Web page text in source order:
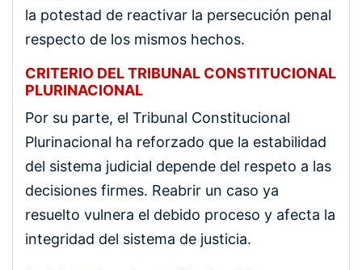
la potestad de reactivar la persecución penal
respecto de los mismos hechos.
CRITERIO DEL TRIBUNAL CONSTITUCIONAL
PLURINACIONAL
Por su parte, el Tribunal Constitucional
Plurinacional ha reforzado que la estabilidad
del sistema judicial depende del respeto a las
decisiones firmes. Reabrir un caso ya
resuelto vulnera el debido proceso y afecta la
integridad del sistema de justicia.